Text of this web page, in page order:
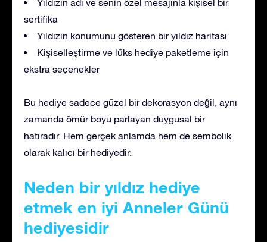
Yıldızın adı ve senin özel mesajınla kişisel bir
sertifika
Yıldızın konumunu gösteren bir yıldız haritası
Kişiselleştirme ve lüks hediye paketleme için
ekstra seçenekler
Bu hediye sadece güzel bir dekorasyon değil, aynı
zamanda ömür boyu parlayan duygusal bir
hatıradır. Hem gerçek anlamda hem de sembolik
olarak kalıcı bir hediyedir.
Neden bir yıldız hediye
etmek en iyi Anneler Günü
hediyesidir